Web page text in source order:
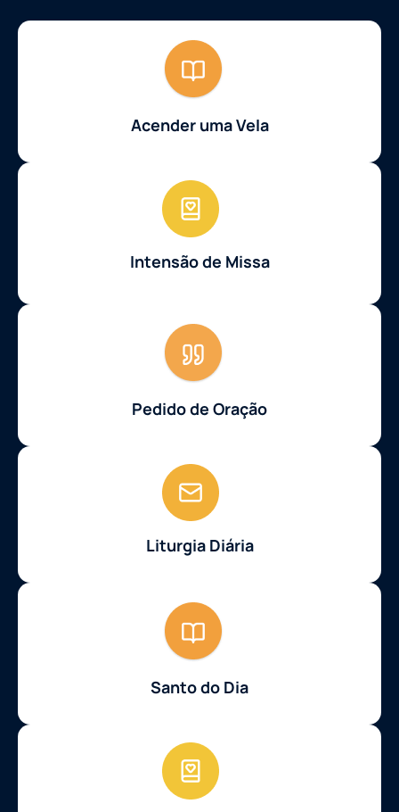
Acender uma Vela
Intensão de Missa
Pedido de Oração
Liturgia Diária
Santo do Dia